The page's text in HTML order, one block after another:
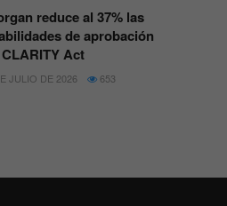
reduce al 37% las
de aprobación
Act
JULIO DE 2026 653